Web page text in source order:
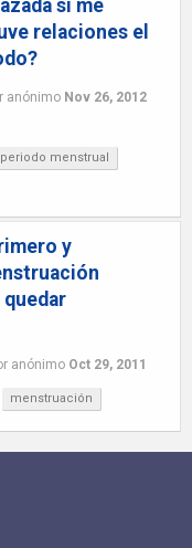
si me
relaciones el
anónimo Nov 26, 2012
periodo menstrual
y
quedar
anónimo Oct 29, 2011
menstruación